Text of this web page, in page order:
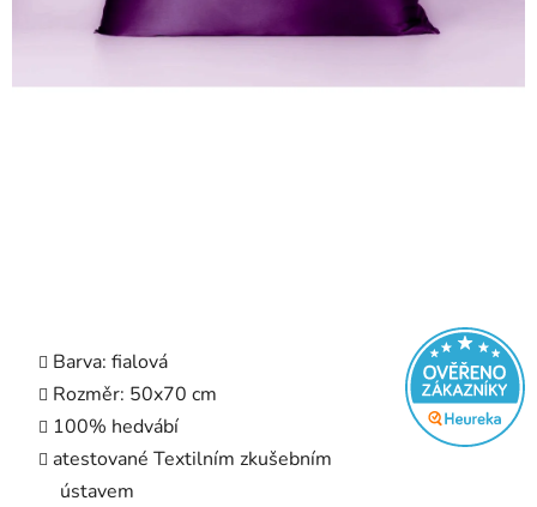
Barva: fialová
Rozměr: 50x70 cm
100% hedvábí
atestované Textilním zkušebním
ústavem